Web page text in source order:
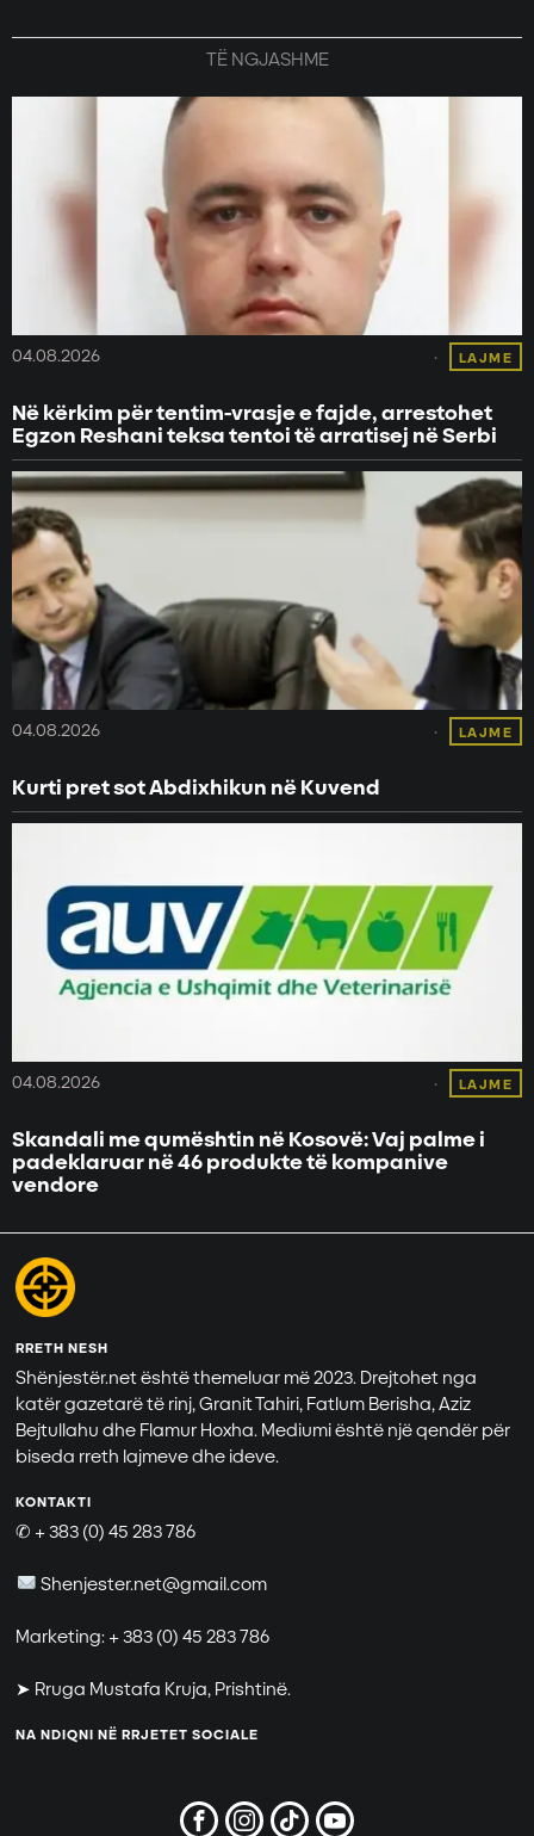
TË NGJASHME
04.08.2026 LAJME
Në kërkim për tentim-vrasje e fajde, arrestohet
Egzon Reshani teksa tentoi të arratisej në Serbi
04.08.2026 LAJME
Kurti pret sot Abdixhikun në Kuvend
04.08.2026 LAJME
Skandali me qumështin në Kosovë: Vaj palme i
padeklaruar në 46 produkte të kompanive
vendore
RRETH NESH
Shënjestër.net është themeluar më 2023. Drejtohet nga
katër gazetarë të rinj, Granit Tahiri, Fatlum Berisha, Aziz
Bejtullahu dhe Flamur Hoxha. Mediumi është një qendër për
biseda rreth lajmeve dhe ideve.
KONTAKTI
✆ + 383 (0) 45 283 786
Shenjester.net@gmail.com
Marketing: + 383 (0) 45 283 786
➤ Rruga Mustafa Kruja, Prishtinë.
NA NDIQNI NË RRJETET SOCIALE